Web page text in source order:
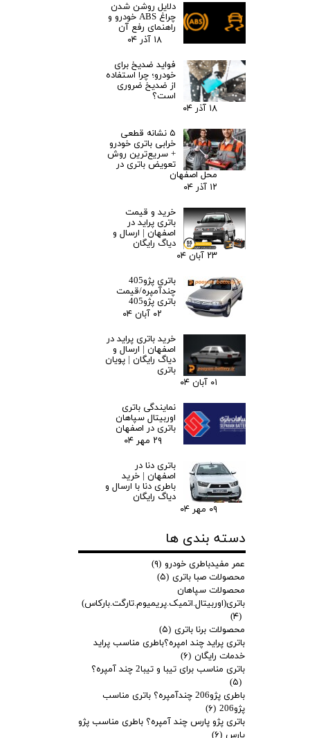
دلایل روشن شدن
چراغ ABS خودرو و
راهنمای رفع آن
۱۸ آذر ۰۴
فواید ضدیخ برای
خودرو؛ چرا استفاده
از ضدیخ ضروری
است؟
۱۸ آذر ۰۴
۵ نشانه قطعی
خرابی باتری خودرو
+ سریع‌ترین روش
تعویض باتری در
محل اصفهان
۱۲ آذر ۰۴
خرید و قیمت
باتری پراید در
اصفهان | ارسال و
دیاگ رایگان
۲۳ آبان ۰۴
باتری پژو405
چندآمپره/قیمت
باتری پژو405
۰۲ آبان ۰۴
خرید باتری پراید در
اصفهان | ارسال و
دیاگ رایگان | پویان
باتری
۰۱ آبان ۰۴
نمایندگی باتری
اوربیتال سپاهان
باتری در اصفهان
۲۹ مهر ۰۴
باتری دنا در
اصفهان | خرید
باطری دنا با ارسال و
دیاگ رایگان
۰۹ مهر ۰۴
دسته بندی ها
عمر مفیدباطری خودرو (۹)
محصولات صبا باتری (۵)
محصولات سپاهان
باتری(اوربیتال.اتمیک.پریمیوم.تارگت.بارکاس)
(۴)
محصولات برنا باتری (۵)
باتری پراید چند امپره؟باطری مناسب پراید
خدمات رایگان (۶)
باتری مناسب برای تیبا و تیبا2 چند آمپره؟
(۵)
باطری پژو206 چندآمپره؟ باتری مناسب
پژو206
(۶)
باتری پژو پارس چند آمپره؟ باطری مناسب پژو
پارس (۶)